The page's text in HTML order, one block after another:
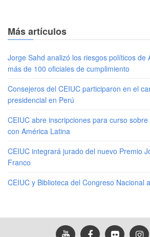
Más artículos
Jorge Sahd analizó los riesgos políticos de
más de 100 oficiales de cumplimiento
Consejeros del CEIUC participaron en el
presidencial en Perú
CEIUC abre inscripciones para curso
con América Latina
CEIUC integrará jurado del nuevo Premio
Franco
CEIUC y Biblioteca del Congreso Nacional